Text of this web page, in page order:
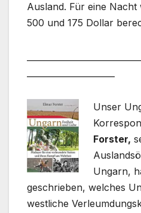
Ausland. Für eine
500 und 175 Dollar
Unser
Forster,
Ungarn,
geschrieben, welches
westliche